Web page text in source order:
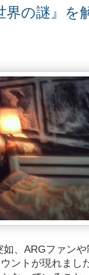
界の謎』を
、ARGファン
ントが現れまし